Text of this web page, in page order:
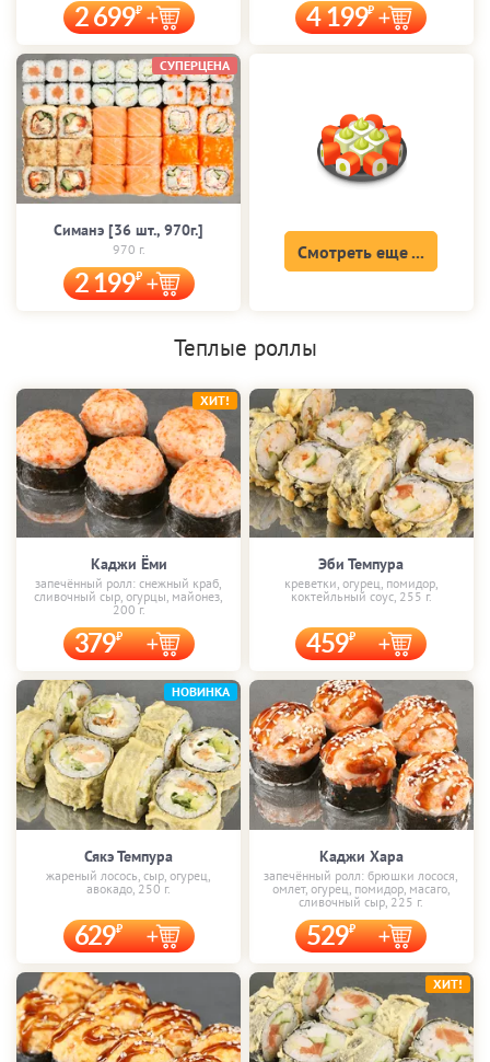
2 699 4 199
Симанэ [36 шт., 970г.]
970 г.
2 199
СУПЕРЦЕНА
Смотреть еще ...
Теплые роллы
Каджи Ёми
запечённый ролл: снежный краб,
сливочный сыр, огурцы, майонез,
200 г.
379
ХИТ!
Эби Темпура
креветки, огурец, помидор,
коктейльный соус, 255 г.
459
Сякэ Темпура
жареный лосось, сыр, огурец,
авокадо, 250 г.
629
НОВИНКА
Каджи Хара
запечённый ролл: брюшки лосося,
омлет, огурец, помидор, масаго,
сливочный сыр, 225 г.
529
ХИТ!